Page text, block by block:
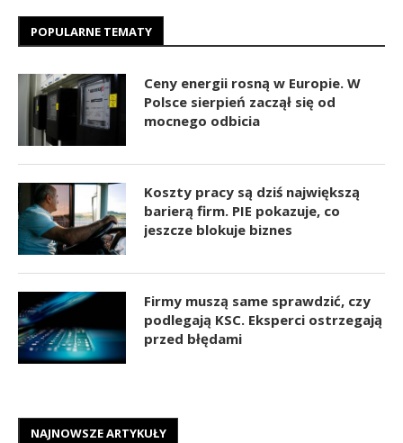
POPULARNE TEMATY
Ceny energii rosną w Europie. W
Polsce sierpień zaczął się od
mocnego odbicia
Koszty pracy są dziś największą
barierą firm. PIE pokazuje, co
jeszcze blokuje biznes
Firmy muszą same sprawdzić, czy
podlegają KSC. Eksperci ostrzegają
przed błędami
NAJNOWSZE ARTYKUŁY